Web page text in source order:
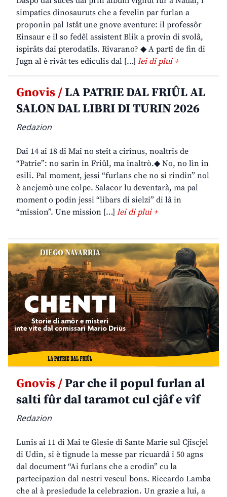
simpatics dinosauruts che a fevelin par furlan a
proponin pal Istât une gnove aventure: il professôr
Einsaur e il so fedêl assistent Blik a provin di svolâ,
ispirâts dai pterodatils. Rivarano? ◆ A partî de fin di
Jugn al è rivât tes ediculis dal […] lei di plui +
Gnovis /LA PATRIE DAL FRIÛL AL
SALON DAL LIBRI DI TURIN 2026
Redazion
Dai 14 ai 18 di Mai no steit a cirînus, noaltris de
“Patrie”: no sarin in Friûl, ma inaltrò.◆ No, no lìn in
esili. Pal moment, jessi “furlans che no si rindin” nol
è ancjemò une colpe. Salacor lu deventarà, ma pal
moment o podin jessi “libars di sielzi” di lâ in
“mission”. Une mission […] lei di plui +
Gnovis /Par che il popul furlan al
salti fûr dal taramot cul cjâf e vîf
Redazion
Lunis ai 11 di Mai te Glesie di Sante Marie sul Cjiscjel
di Udin, si è tignude la messe par ricuardâ i 50 agns
dal document “Ai furlans che a crodin” cu la
partecipazion dal nestri vescul bons. Riccardo Lamba
che al à presiedude la celebrazion. Un grazie a lui, a